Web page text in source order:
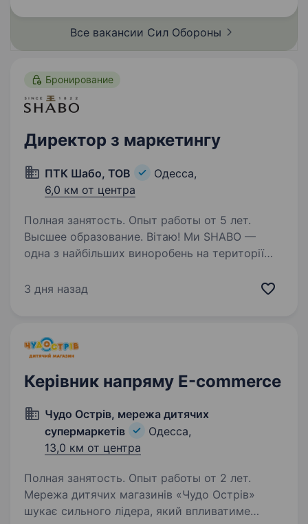
Морських…
Все вакансии Сил Обороны
Бронирование
Директор з маркетингу
ПТК Шабо, ТОВ
Одесса,
6,0 км от центра
Полная занятость. Опыт работы от 5 лет.
Высшее образование. Вітаю! Ми SHABO —
одна з найбільших виноробень на території
вина, які визнають у всьому світі,
3 дня назад
Керівник напряму Е-commerce
Чудо Острiв, мережа дитячих
супермаркетiв
Одесса,
13,0 км от центра
Полная занятость. Опыт работы от 2 лет.
Мережа дитячих магазинів «Чудо Острів»
шукає сильного лідера, який впливатиме